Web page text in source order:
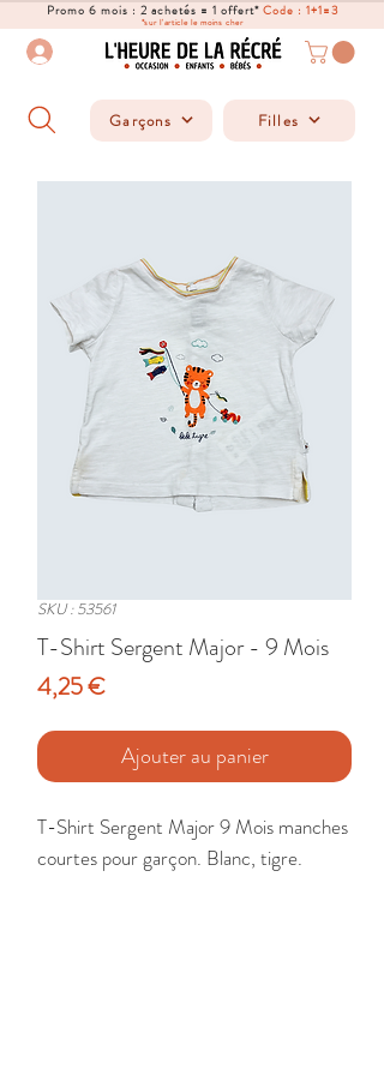
Promo 6 mois : 2 achetés = 1 offert*Code : 1+1=3
*sur l'article le moins cher
Garçons Filles
SKU : 53561
T-Shirt Sergent Major - 9 Mois
4,25 €Prix
Ajouter au panier
T-Shirt Sergent Major 9 Mois manches
courtes pour garçon. Blanc, tigre.